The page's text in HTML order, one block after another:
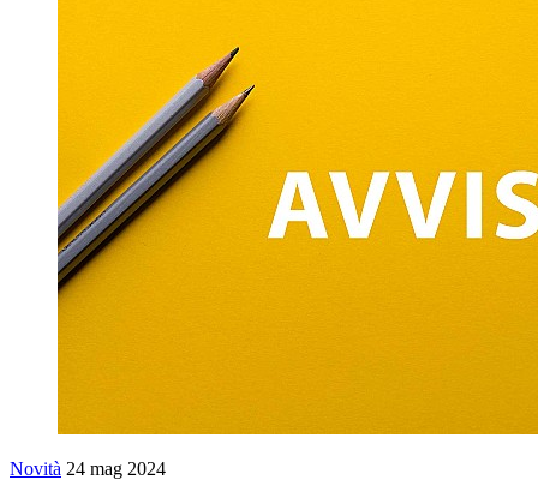
Novità 24 mag 2024